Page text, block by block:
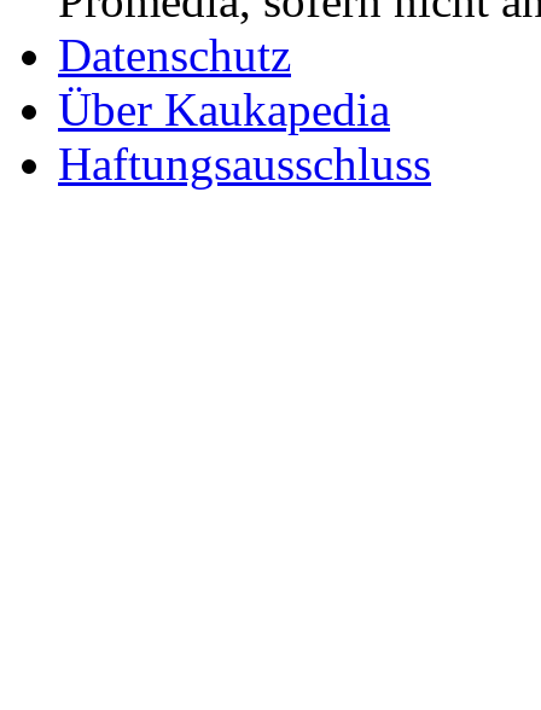
Datenschutz
Über Kaukapedia
Haftungsausschluss